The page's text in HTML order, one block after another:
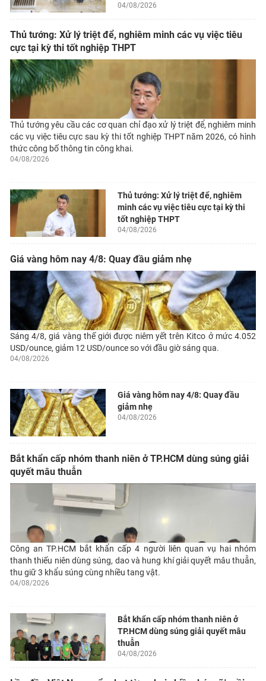
04/08/2026
Thủ tướng: Xử lý triệt để, nghiêm minh các vụ việc tiêu
cực tại kỳ thi tốt nghiệp THPT
Thủ tướng yêu cầu các cơ quan chỉ đạo xử lý triệt để, nghiêm minh
các vụ việc tiêu cực sau kỳ thi tốt nghiệp THPT năm 2026, có hình
thức công bố thông tin công khai.
04/08/2026
Thủ tướng: Xử lý triệt để, nghiêm
minh các vụ việc tiêu cực tại kỳ thi
tốt nghiệp THPT
04/08/2026
Giá vàng hôm nay 4/8: Quay đầu giảm nhẹ
Sáng 4/8, giá vàng thế giới được niêm yết trên Kitco ở mức 4.052
USD/ounce, giảm 12 USD/ounce so với đầu giờ sáng qua.
04/08/2026
Giá vàng hôm nay 4/8: Quay đầu
giảm nhẹ
04/08/2026
Bắt khẩn cấp nhóm thanh niên ở TP.HCM dùng súng giải
quyết mâu thuẫn
Công an TP.HCM bắt khẩn cấp 4 người liên quan vụ hai nhóm
thanh thiếu niên dùng súng, dao và hung khí giải quyết mâu thuẫn,
thu giữ 3 khẩu súng cùng nhiều tang vật.
04/08/2026
Bắt khẩn cấp nhóm thanh niên ở
TP.HCM dùng súng giải quyết mâu
thuẫn
04/08/2026